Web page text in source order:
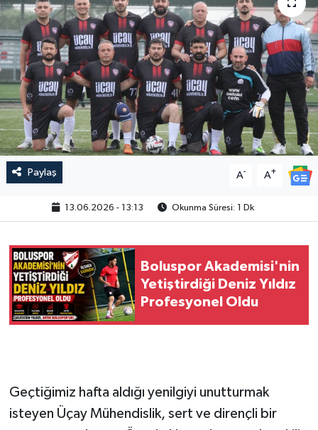
Paylaş A- A+
13.06.2026 - 13:13 Okunma Süresi: 1 Dk
Boluspor Akademisi'nin
Yetiştirdiği Deniz Yıldız
Profesyonel Oldu
Geçtiğimiz hafta aldığı yenilgiyi unutturmak
isteyen Üçay Mühendislik, sert ve dirençli bir